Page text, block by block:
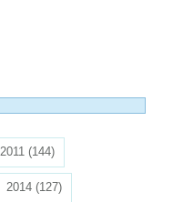
2011 (144)
2014 (127)